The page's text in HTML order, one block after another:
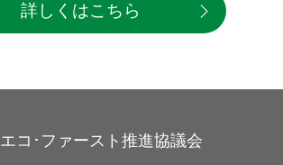
詳しくはこちら
エコ･ファースト推進協議会